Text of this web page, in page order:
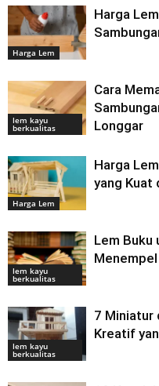
Harga Lem
Harga
lem kayu
berkualitas
Cara
Longgar
Harga Lem
Harga
yang Kuat
lem kayu
berkualitas
Lem Buku
lem kayu
berkualitas
7 Miniatur
Kreatif